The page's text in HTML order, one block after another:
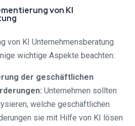
von KI
von KI Unternehmensberatung
wichtige Aspekte beachten:
der geschäftlichen
Unternehmen sollten
welche geschäftlichen
sie mit Hilfe von KI lösen